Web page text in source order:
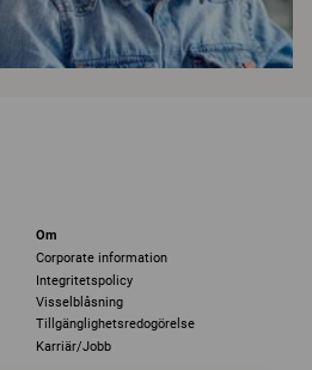
Om
Corporate information
Integritetspolicy
Visselblåsning
Tillgänglighetsredogörelse
Karriär/Jobb